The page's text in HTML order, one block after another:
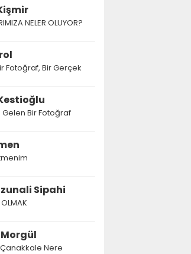
NELER OLUYOR?
Fotoğraf, Bir Gerçek
Gelen Bir Fotoğraf
Sipahi
Nere